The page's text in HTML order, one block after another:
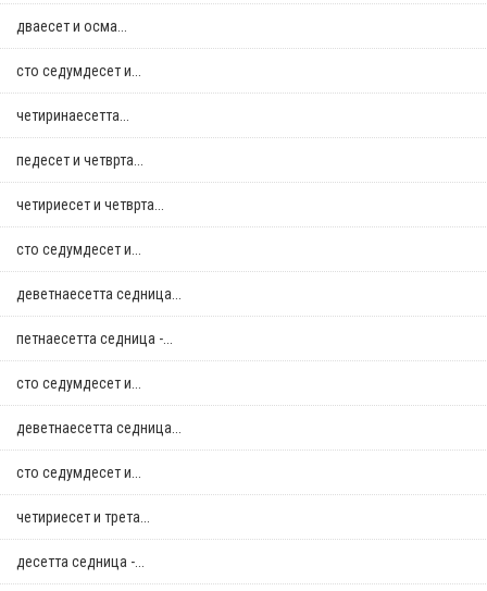
дваесет и осма...
сто седумдесет и...
четиринаесетта...
педесет и четврта...
четириесет и четврта...
сто седумдесет и...
деветнаесетта седница...
петнаесетта седница -...
сто седумдесет и...
деветнаесетта седница...
сто седумдесет и...
четириесет и трета...
десетта седница -...